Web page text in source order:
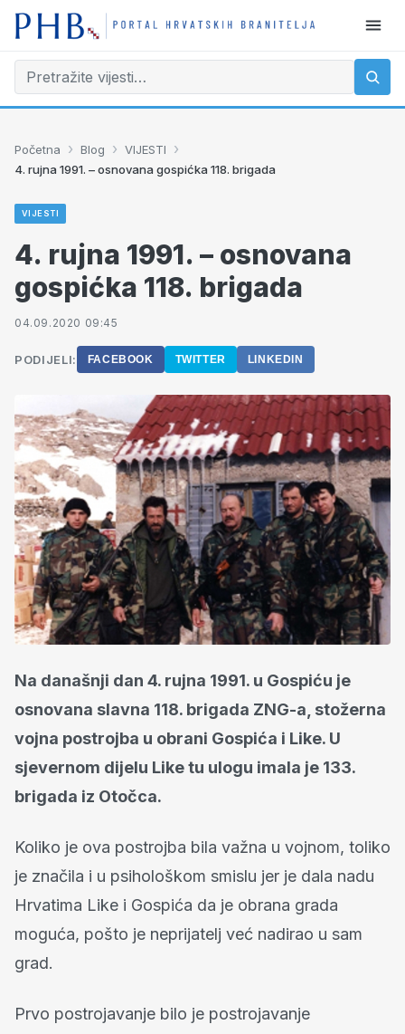
Početna › Blog › VIJESTI ›
4. rujna 1991. – osnovana gospićka 118. brigada
VIJESTI
4. rujna 1991. – osnovana
gospićka 118. brigada
04.09.2020 09:45
PODIJELI: FACEBOOK TWITTER LINKEDIN
Na današnji dan 4. rujna 1991. u Gospiću je
osnovana slavna 118. brigada ZNG-a, stožerna
vojna postrojba u obrani Gospića i Like. U
sjevernom dijelu Like tu ulogu imala je 133.
brigada iz Otočca.
Koliko je ova postrojba bila važna u vojnom, toliko
je značila i u psihološkom smislu jer je dala nadu
Hrvatima Like i Gospića da je obrana grada
moguća, pošto je neprijatelj već nadirao u sam
grad.
Prvo postrojavanje bilo je postrojavanje